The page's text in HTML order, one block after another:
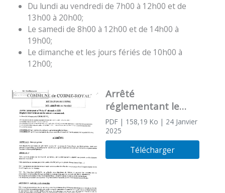
Du lundi au vendredi de 7h00 à 12h00 et de
13h00 à 20h00;
Le samedi de 8h00 à 12h00 et de 14h00 à
19h00;
Le dimanche et les jours fériés de 10h00 à
12h00;
Arrêté
réglementant le
bruit sur le territoire
communal
PDF| 158,19 Ko | 24 Janvier
2025
Télécharger